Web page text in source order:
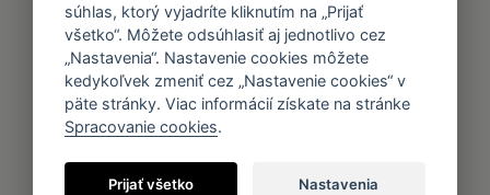
Dozvedieť sa viac
Referencie
Styling
Tapetovanie
Inšpirácia
Pre médiá
Ku stiahnutiu
súhlas, ktorý vyjadríte kliknutím na „Prijať
všetko“. Môžete odsúhlasiť aj jednotlivo cez
„Nastavenia“. Nastavenie cookies môžete
kedykoľvek zmeniť cez „Nastavenie cookies“ v
päte stránky. Viac informácií získate na stránke
Spracovanie cookies.
Prijať všetko Nastavenia